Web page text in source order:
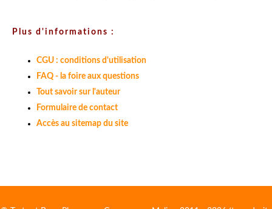
Plus d'informations :
CGU : conditions d'utilisation
FAQ - la foire aux questions
Tout savoir sur l'auteur
Formulaire de contact
Accès au sitemap du site